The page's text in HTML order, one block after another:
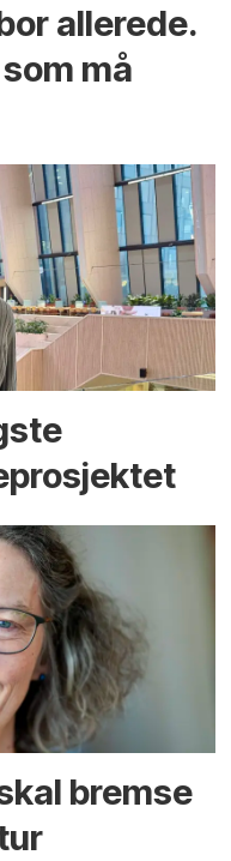
allerede.
må
bremse